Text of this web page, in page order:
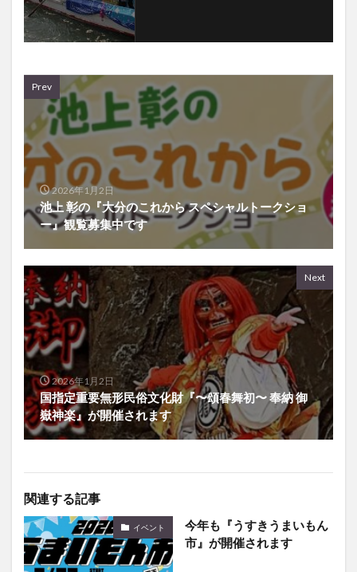
Prev
2026年1月2日
池上 彰の『大分のこれから スペシャルトークショ
ー』観覧募集中です
Next
2026年1月2日
国指定重要無形民俗文化財『〜頌春舞初〜 奉納 御
嶽神楽』が開催されます
関連する記事
イベント
今年も『うすきうまいもん
市』が開催されます